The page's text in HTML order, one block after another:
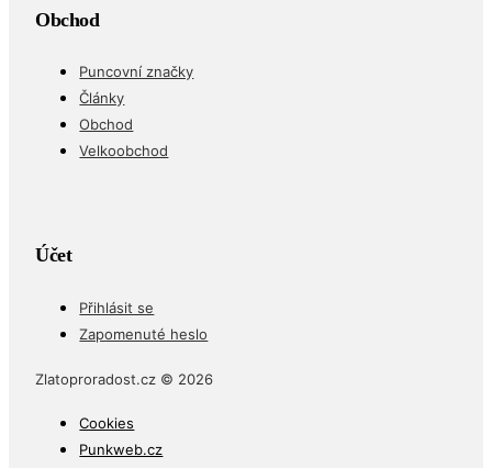
Obchod
Puncovní značky
Články
Obchod
Velkoobchod
Účet
Přihlásit se
Zapomenuté heslo
Zlatoproradost.cz © 2026
Cookies
Punkweb.cz